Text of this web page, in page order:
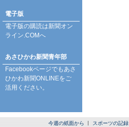
電子版
電子版の購読は新聞オン
ライン.COMへ
あさひかわ新聞青年部
Facebookページでもあさ
ひかわ新聞ONLINEをご
活用ください。
今週の紙面から スポーツの記録